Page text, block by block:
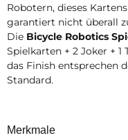
Robotern, dieses
garantiert nicht überall
Die Bicycle Robotics
Spielkarten + 2 Joker +
das Finish entsprechen
Standard.
Merkmale